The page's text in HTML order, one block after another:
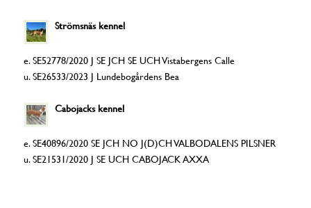
Strömsnäs kennel
e. SE52778/2020 J SE JCH SE UCH Vistabergens Calle
u. SE26533/2023 J Lundebogårdens Bea
Cabojacks kennel
e. SE40896/2020 SE JCH NO J(D)CH VALBODALENS PILSNER
u. SE21531/2020 J SE UCH CABOJACK AXXA